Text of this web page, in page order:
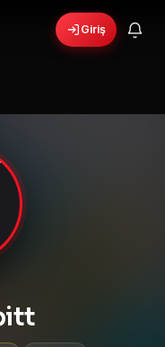
Giriş